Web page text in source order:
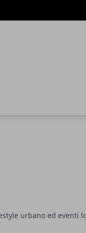
urbano ed eventi